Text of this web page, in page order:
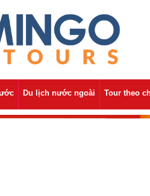
Du lịch nước ngoài Tour theo